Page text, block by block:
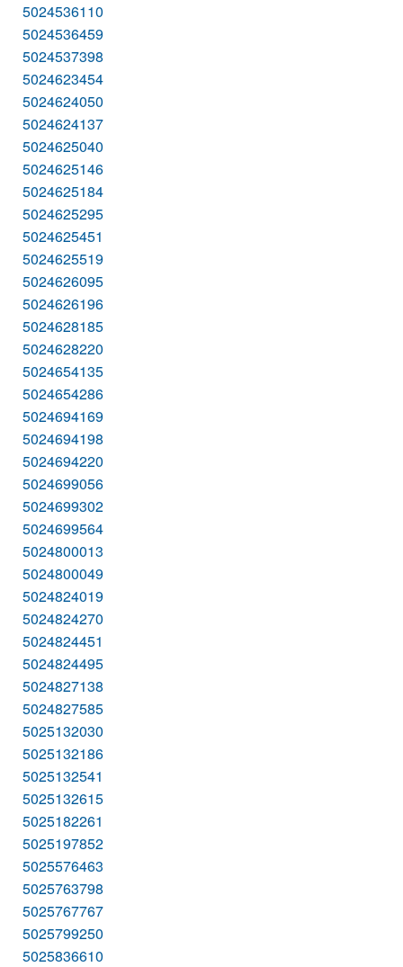
5024536110
5024536459
5024537398
5024623454
5024624050
5024624137
5024625040
5024625146
5024625184
5024625295
5024625451
5024625519
5024626095
5024626196
5024628185
5024628220
5024654135
5024654286
5024694169
5024694198
5024694220
5024699056
5024699302
5024699564
5024800013
5024800049
5024824019
5024824270
5024824451
5024824495
5024827138
5024827585
5025132030
5025132186
5025132541
5025132615
5025182261
5025197852
5025576463
5025763798
5025767767
5025799250
5025836610